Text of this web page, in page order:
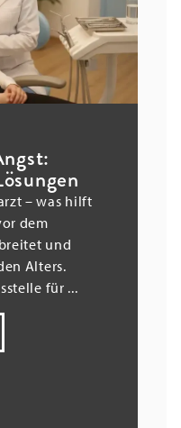
– was hilft
dem
und
Alters.
für ...